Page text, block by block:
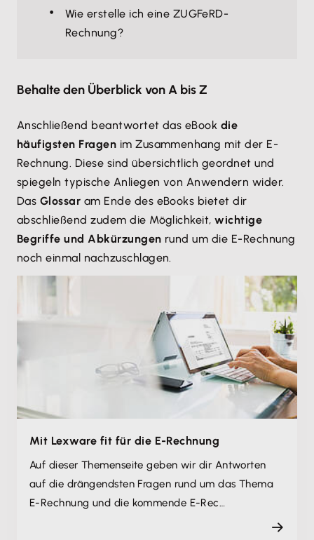
Wie erstelle ich eine ZUGFeRD-
Rechnung?
Behalte den Überblick von A bis Z
Anschließend beantwortet das eBook die
häufigsten Fragen im Zusammenhang mit der E-
Rechnung. Diese sind übersichtlich geordnet und
spiegeln typische Anliegen von Anwendern wider.
Das Glossar am Ende des eBooks bietet dir
abschließend zudem die Möglichkeit,wichtige
Begriffe und Abkürzungen rund um die E-Rechnung
noch einmal nachzuschlagen.
Mit Lexware fit für die E-Rechnung
Auf dieser Themenseite geben wir dir Antworten
auf die drängendsten Fragen rund um das Thema
E-Rechnung und die kommende E-Rec…